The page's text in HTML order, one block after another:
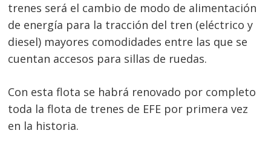
trenes será el cambio de modo de alimentación
de energía para la tracción del tren (eléctrico y
diesel) mayores comodidades entre las que se
cuentan accesos para sillas de ruedas.
Con esta flota se habrá renovado por completo
toda la flota de trenes de EFE por primera vez
en la historia.
Navegación
de
entradas